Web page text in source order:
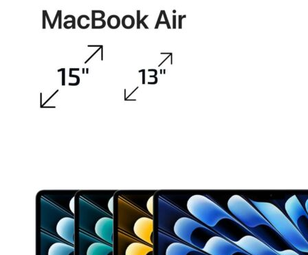
–
83200 ₽
несколько
вариаций.
выбрать
странице